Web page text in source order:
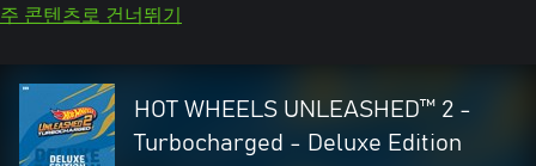
주 콘텐츠로 건너뛰기
HOT WHEELS UNLEASHED™ 2 -
Turbocharged - Deluxe Edition